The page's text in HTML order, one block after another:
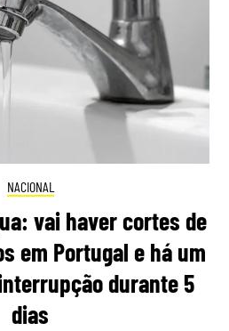
NACIONAL
vai haver cortes de
em Portugal e há um
durante 5
dias